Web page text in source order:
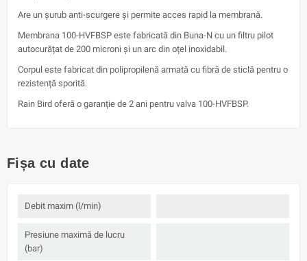
Are un șurub anti-scurgere și permite acces rapid la membrană.
Membrana 100-HVFBSP este fabricată din Buna-N cu un filtru pilot
autocurățat de 200 microni și un arc din oțel inoxidabil.
Corpul este fabricat din polipropilenă armată cu fibră de sticlă pentru o
rezistență sporită.
Rain Bird oferă o garanție de 2 ani pentru valva 100-HVFBSP.
Fișa cu date
Debit maxim (l/min)
Presiune maximă de lucru
(bar)